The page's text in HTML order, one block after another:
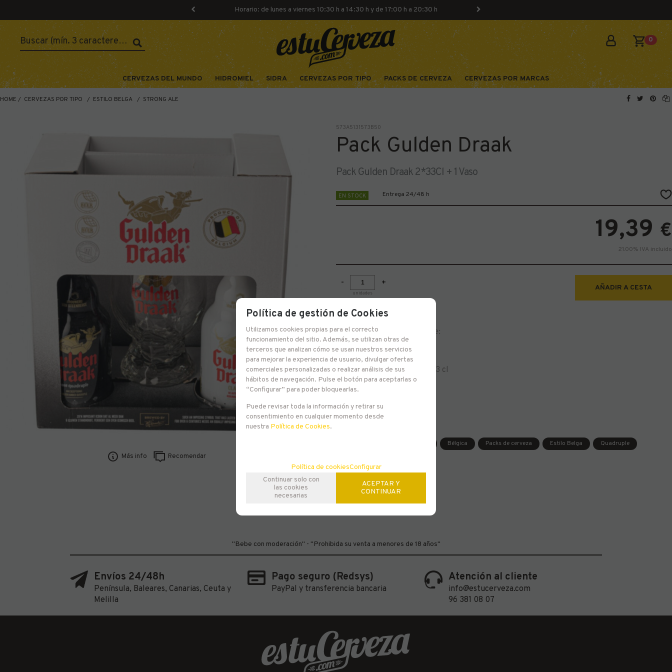
Horario: de lunes a viernes 10:30 h a 14:30 h y de 17:00 h a 20:30 h
0
CERVEZAS DEL MUNDO HIDROMIEL SIDRA CERVEZAS POR TIPO PACKS DE CERVEZA CERVEZAS POR MARCAS
HOME CERVEZAS POR TIPO ESTILO BELGA STRONG ALE
Más info Recomendar
573A5131573B50
Pack Gulden Draak
Pack Gulden Draak 2*33Cl + 1 Vaso
EN STOCK Entrega 24/48 h
19,39 €
21.00% IVA incluido
-
unidades
+
AÑADIR A CESTA
Pack Gulden Draak contiene:
1 Gulden Draak Classic 33 cl
1 Gulden Draak Quadruple 33 cl
1 Vaso
Bélgica Packs de cerveza Estilo Belga
Quadruple
"Bebe con moderación" - "Prohibida su venta a menores de 18 años"
Envíos 24/48h
Península, Baleares, Canarias, Ceuta y
Melilla
Pago seguro (Redsys)
PayPal y transferencia bancaria
Atención al cliente
info@estucerveza.com
96 381 08 07
Política de gestión de Cookies
Utilizamos cookies propias para el correcto
funcionamiento del sitio. Además, se utilizan otras de
terceros que analizan cómo se usan nuestros servicios
para mejorar la experiencia de usuario, divulgar ofertas
comerciales personalizadas o realizar análisis de sus
hábitos de navegación. Pulse el botón para aceptarlas o
“Configurar” para poder bloquearlas.
Puede revisar toda la información y retirar su
consentimiento en cualquier momento desde
nuestra Política de Cookies.
Política de cookiesConfigurar
Continuar solo con
las cookies
necesarias
ACEPTAR Y
CONTINUAR